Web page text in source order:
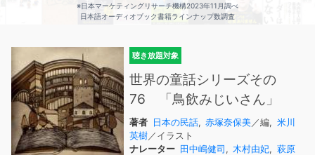
※日本マーケティングリサーチ機構2023年11月調べ
日本語オーディオブック書籍ラインナップ数調査
聴き放題対象
世界の童話シリーズその
76 「鳥飲みじいさん」
著者 日本の民話, 赤塚奈保美／編, 米川
英樹／イラスト
ナレーター 田中嶋健司, 木村由妃, 萩原